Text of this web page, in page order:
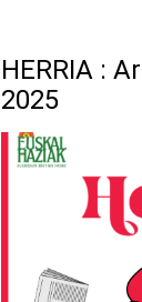
HERRIA :
2025